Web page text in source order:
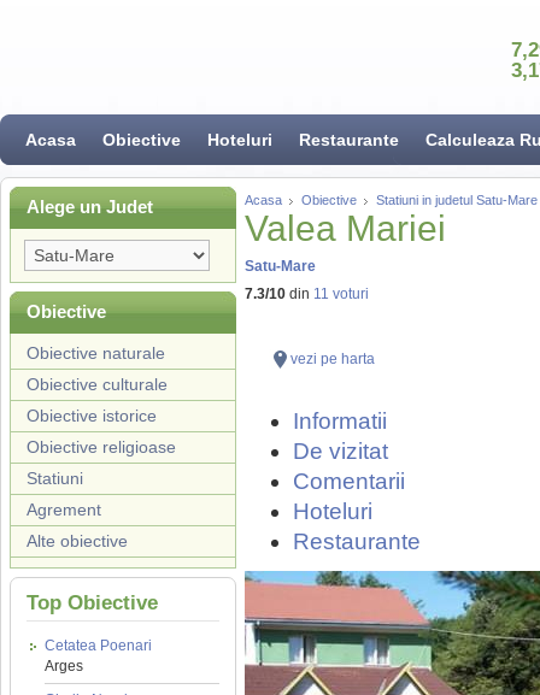
Acasa Obiective Hoteluri Restaurante Calculeaza
Alege un Judet
Obiective
Obiective naturale
Obiective culturale
Obiective istorice
Obiective religioase
Statiuni
Agrement
Alte obiective
Top Obiective
Cetatea Poenari
Arges
Acasa Obiective Statiuni in judetul Satu-Mare
Valea Mariei
Satu-Mare
7.3/10 din 11 voturi
vezi pe harta
Informatii
De vizitat
Comentarii
Hoteluri
Restaurante